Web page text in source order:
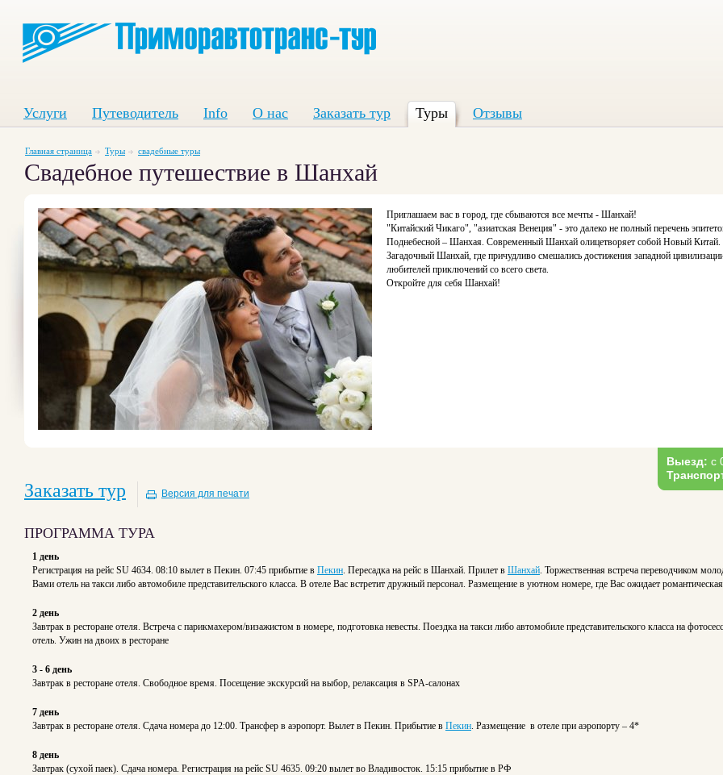
Услуги Путеводитель Info О нас Заказать тур Туры Отзывы
Главная страница Туры свадебные туры
Свадебное путешествие в Шанхай
Приглашаем вас в город, где сбываются все мечты - Шанхай!
"Китайский Чикаго", "азиатская Венеция" - это далеко не полный перечень
Поднебесной – Шанхая. Современный Шанхай олицетворяет собой Новый Китай.
Загадочный Шанхай, где причудливо смешались достижения западной
любителей приключений со всего света.
Откройте для себя Шанхай!
Выезд: с
Заказать тур Версия для печати
ПРОГРАММА ТУРА
1 день
Регистрация на рейс SU 4634. 08:10 вылет в Пекин. 07:45 прибытие в Пекин. Пересадка на рейс в Шанхай. Прилет в Шанхай. Торжественная встреча переводчиком
Вами отель на такси либо автомобиле представительского класса. В отеле Вас встретит дружный персонал. Размещение в уютном номере, где Вас ожидает
2 день
Завтрак в ресторане отеля. Встреча с парикмахером/визажистом в номере, подготовка невесты. Поездка на такси либо автомобиле представительского класса на
отель. Ужин на двоих в ресторане
3 - 6 день
Завтрак в ресторане отеля. Свободное время. Посещение экскурсий на выбор, релаксация в SPA-салонах
7 день
Завтрак в ресторане отеля. Сдача номера до 12:00. Трансфер в аэропорт. Вылет в Пекин. Прибытие в Пекин. Размещение в отеле при аэропорту – 4*
8 день
Завтрак (сухой паек). Сдача номера. Регистрация на рейс SU 4635. 09:20 вылет во Владивосток. 15:15 прибытие в РФ